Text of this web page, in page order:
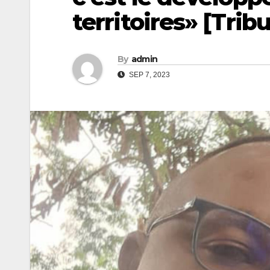
territoires»
By admin
SEP 7, 2023